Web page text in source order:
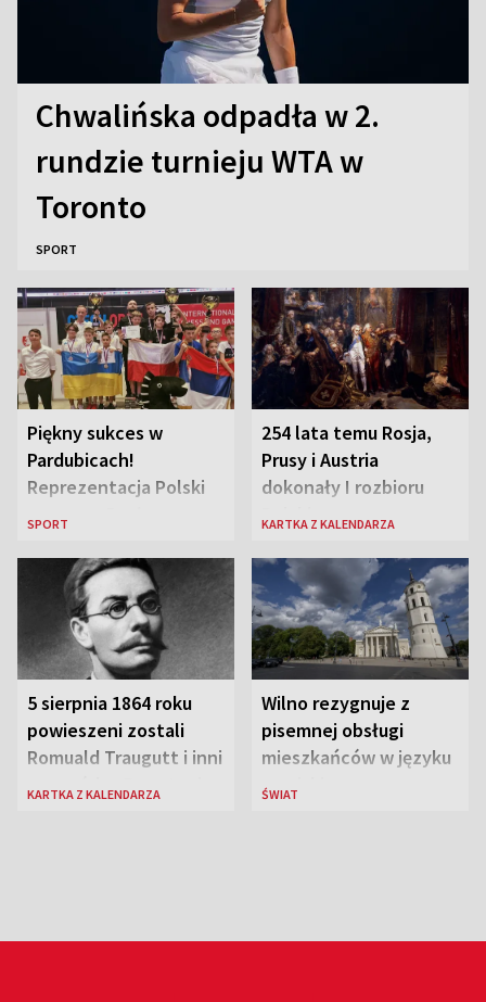
Chwalińska odpadła w 2.
rundzie turnieju WTA w
Toronto
SPORT
Piękny sukces w
Pardubicach!
Reprezentacja Polski
wygrywa Drużynowe
szachach do lat 12
SPORT
254 lata temu Rosja,
Prusy i Austria
dokonały I rozbioru
Polski
KARTKA Z KALENDARZA
5 sierpnia 1864 roku
powieszeni zostali
Romuald Traugutt i inni
przywódcy Powstania
KARTKA Z KALENDARZA
Wilno rezygnuje z
pisemnej obsługi
mieszkańców w języku
rosyjskim
ŚWIAT